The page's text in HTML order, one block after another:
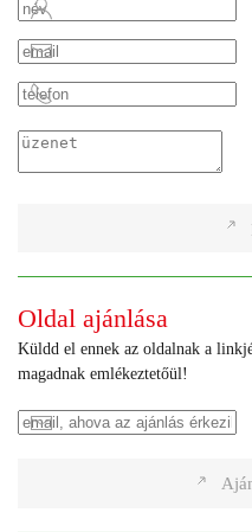
Oldal ajánlása
Küldd el ennek az oldalnak a
magadnak emlékeztetőül!